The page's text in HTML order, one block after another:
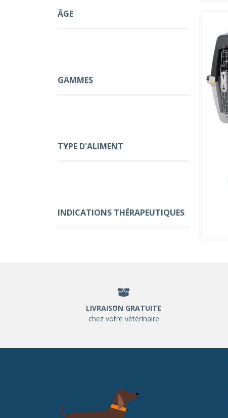
ÂGE
GAMMES
TYPE D'ALIMENT
INDICATIONS THÉRAPEUTIQUES
LIVRAISON GRATUITE
chez votre vétérinaire